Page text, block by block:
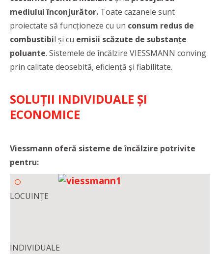
mediului înconjurător. Toate cazanele sunt
proiectate să funcționeze cu un consum redus de
combustibil și cu emisii scăzute de substanțe
poluante. Sistemele de încălzire VIESSMANN conving
prin calitate deosebită, eficiență și fiabilitate.
SOLUȚII INDIVIDUALE ȘI
ECONOMICE
Viessmann oferă sisteme de încălzire potrivite
pentru:
LOCUINȚE
INDIVIDUALE